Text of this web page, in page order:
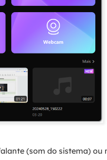
(som do sistema) ou